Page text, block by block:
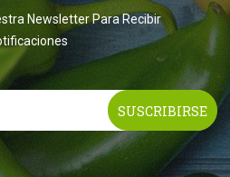
Newsletter Para Recibir